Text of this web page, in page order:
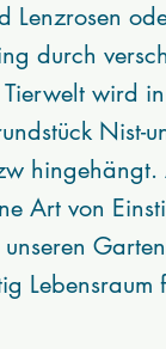
Lenzrosen
durch
wird
Nist-
hingehängt.
Art von
Lebensraum